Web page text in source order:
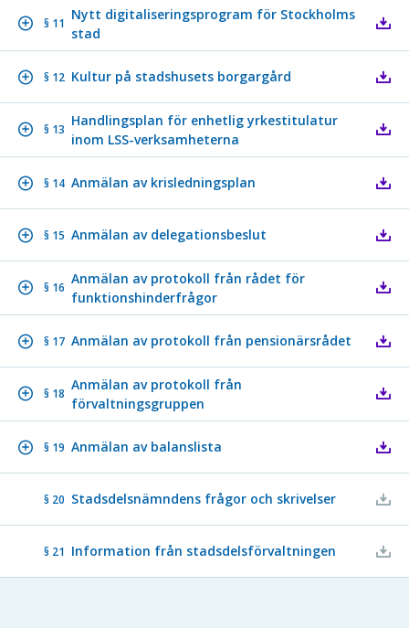
§ 11
Nytt digitaliseringsprogram för Stockholms
stad
§ 12 Kultur på stadshusets borgargård
§ 13
Handlingsplan för enhetlig yrkestitulatur
inom LSS-verksamheterna
§ 14 Anmälan av krisledningsplan
§ 15 Anmälan av delegationsbeslut
§ 16
Anmälan av protokoll från rådet för
funktionshinderfrågor
§ 17 Anmälan av protokoll från pensionärsrådet
§ 18
Anmälan av protokoll från
förvaltningsgruppen
§ 19 Anmälan av balanslista
§ 20 Stadsdelsnämndens frågor och skrivelser
§ 21 Information från stadsdelsförvaltningen